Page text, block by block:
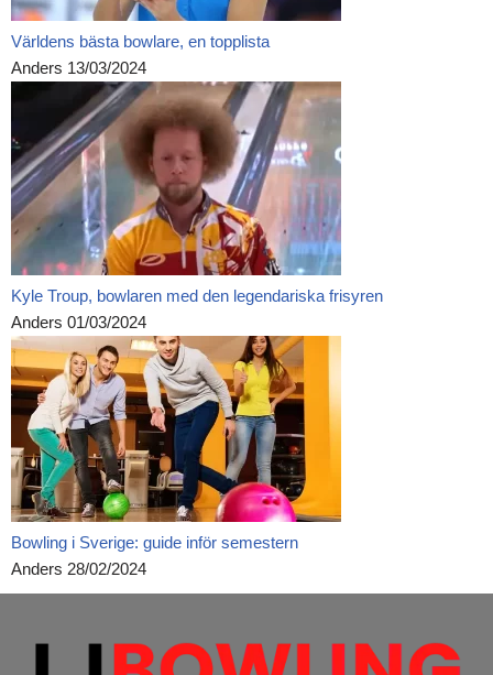
Världens bästa bowlare, en topplista
Anders 13/03/2024
Kyle Troup, bowlaren med den legendariska frisyren
Anders 01/03/2024
Bowling i Sverige: guide inför semestern
Anders 28/02/2024